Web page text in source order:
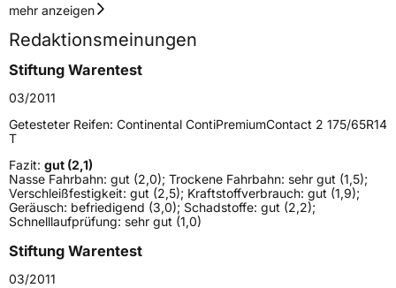
Geschwindigkeitsindex
Höchstgeschwindigkeit
210 km/h
Lastindex91
Höchstlast615 kg
Generelle Merkmale
FahrzeugtypPKW
VerwendungSommerreifen
Modellname
mehr anzeigen
Redaktionsmeinungen
Stiftung Warentest
03/2011
Getesteter Reifen: Continental ContiPremiumContact 2 175/65R14
T
Fazit: gut (2,1)
Nasse Fahrbahn: gut (2,0); Trockene Fahrbahn: sehr gut (1,5);
Verschleißfestigkeit: gut (2,5); Kraftstoffverbrauch: gut (1,9);
Geräusch: befriedigend (3,0); Schadstoffe: gut (2,2);
Schnelllaufprüfung: sehr gut (1,0)
Stiftung Warentest
03/2011